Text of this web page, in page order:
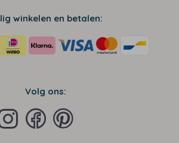
winkelen en betalen:
Volg ons: